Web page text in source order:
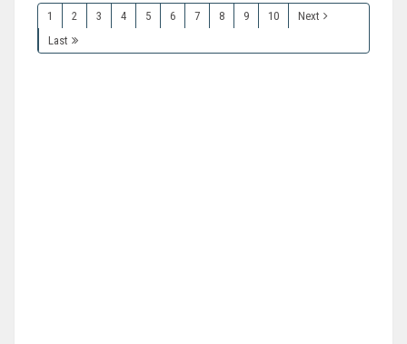
1 2 3 4 5 6 7 8 9 10
Next
Last